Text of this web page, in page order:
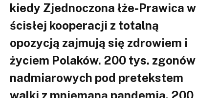
kiedy Zjednoczona łże-Prawica w
ścisłej kooperacji z totalną
opozycją zajmują się zdrowiem i
życiem Polaków. 200 tys. zgonów
nadmiarowych pod pretekstem
walki z mniemaną pandemią. 200